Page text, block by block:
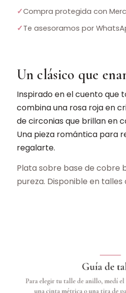
✓Compra protegida con
✓Te asesoramos por
Un clásico que
Inspirado en el cuento que
combina una rosa roja en
de circonias que brillan en
Una pieza romántica para
regalarte.
Plata sobre base de cobre
pureza. Disponible en talles